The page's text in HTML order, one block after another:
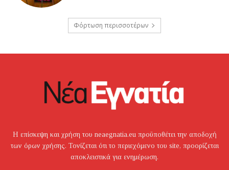
Φόρτωση περισσοτέρων
Η επίσκεψη και χρήση του neaegnatia.eu προϋποθέτει την αποδοχή
των όρων χρήσης. Τονίζεται ότι το περιεχόμενο του site, προορίζεται
αποκλειστικά για ενημέρωση.